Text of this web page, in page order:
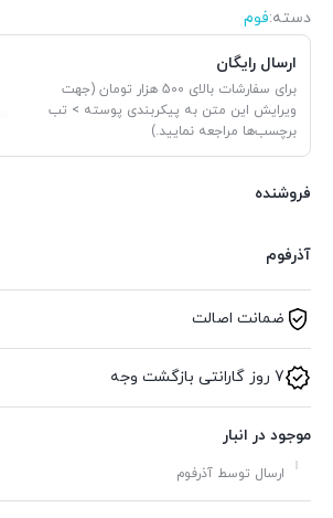
دسته:فوم
ارسال رایگان
برای سفارشات بالای 500 هزار تومان (جهت
ویرایش این متن به پیکربندی پوسته > تب
برچسب‌ها مراجعه نمایید.)
فروشنده
آذرفوم
ضمانت اصالت
7 روز گارانتی بازگشت وجه
موجود در انبار
ارسال توسط آذرفوم